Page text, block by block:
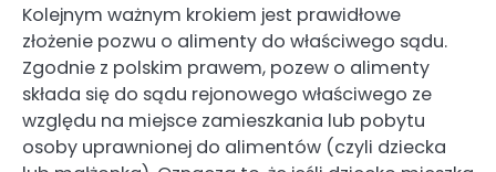
Kolejnym ważnym krokiem jest prawidłowe
złożenie pozwu o alimenty do właściwego sądu.
Zgodnie z polskim prawem, pozew o alimenty
składa się do sądu rejonowego właściwego ze
względu na miejsce zamieszkania lub pobytu
osoby uprawnionej do alimentów (czyli dziecka